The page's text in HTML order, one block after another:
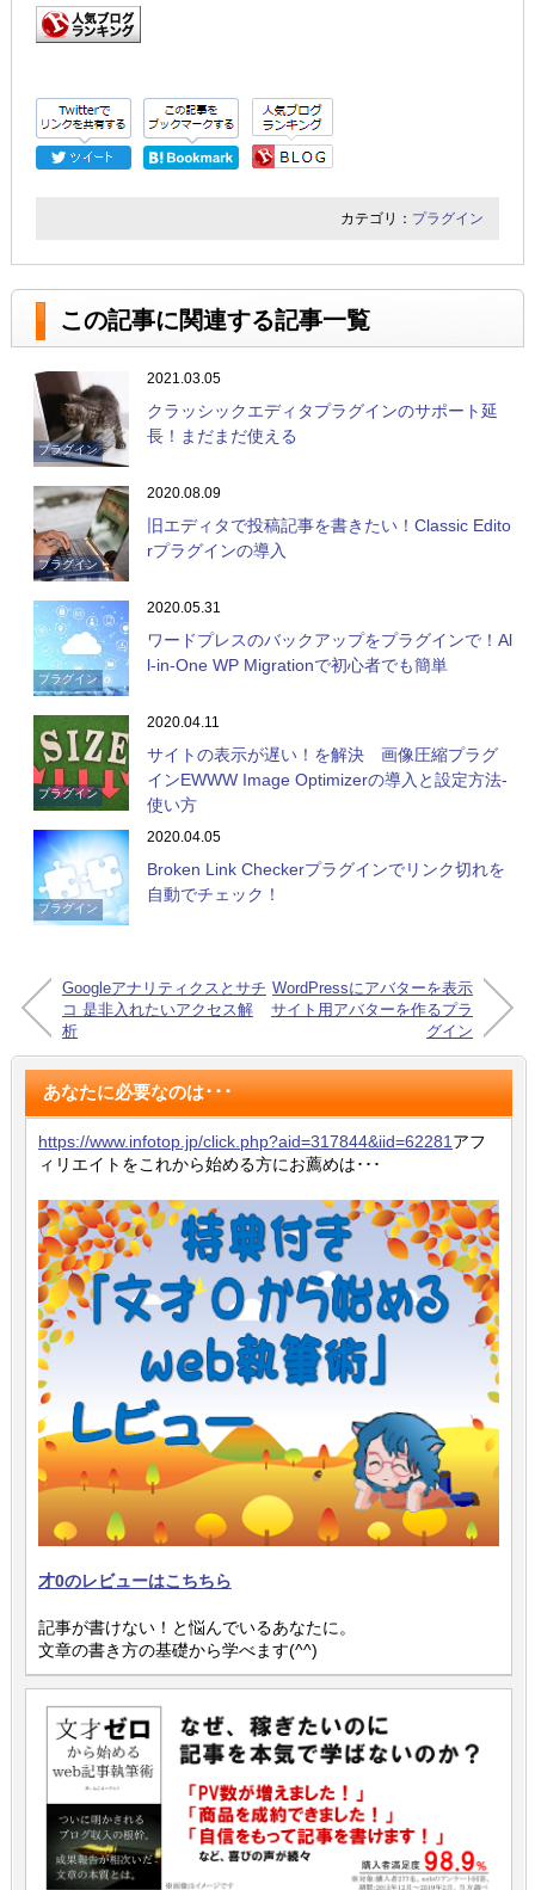
カテゴリ： プラグイン
この記事に関連する記事一覧
プラグイン
2021.03.05
クラッシックエディタプラグインのサポート延
長！まだまだ使える
プラグイン
2020.08.09
旧エディタで投稿記事を書きたい！Classic Edito
rプラグインの導入
プラグイン
2020.05.31
ワードプレスのバックアップをプラグインで！Al
l-in-One WP Migrationで初心者でも簡単
プラグイン
2020.04.11
サイトの表示が遅い！を解決 画像圧縮プラグ
インEWWW Image Optimizerの導入と設定方法-
使い方
プラグイン
2020.04.05
Broken Link Checkerプラグインでリンク切れを
自動でチェック！
Googleアナリティクスとサチ
コ 是非入れたいアクセス解
析
WordPressにアバターを表示
サイト用アバターを作るプラ
グイン
あなたに必要なのは･･･
https://www.infotop.jp/click.php?aid=317844&iid=62281アフ
ィリエイトをこれから始める方にお薦めは･･･
才0のレビューはこちちら
記事が書けない！と悩んでいるあなたに。
文章の書き方の基礎から学べます(^^)